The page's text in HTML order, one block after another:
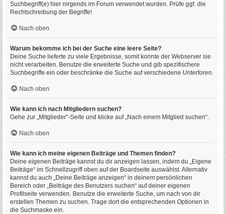
Suchbegriff(e) hier nirgends im Forum verwendet wurden. Prüfe ggf. die
Rechtschreibung der Begriffe!
Nach oben
Warum bekomme ich bei der Suche eine leere Seite?
Deine Suche lieferte zu viele Ergebnisse, somit konnte der Webserver sie
nicht verarbeiten. Benutze die erweiterte Suche und gib spezifischere
Suchbegriffe ein oder beschränke die Suche auf verschiedene Unterforen.
Nach oben
Wie kann ich nach Mitgliedern suchen?
Gehe zur „Mitglieder“-Seite und klicke auf „Nach einem Mitglied suchen“.
Nach oben
Wie kann ich meine eigenen Beiträge und Themen finden?
Deine eigenen Beiträge kannst du dir anzeigen lassen, indem du „Eigene
Beiträge“ im Schnellzugriff oben auf der Boardseite auswählst. Alternativ
kannst du auch „Deine Beiträge anzeigen“ in deinem persönlichen
Bereich oder „Beiträge des Benutzers suchen“ auf deiner eigenen
Profilseite verwenden. Benutze die erweiterte Suche, um nach von dir
erstellen Themen zu suchen. Trage dort die entsprechenden Optionen in
die Suchmaske ein.